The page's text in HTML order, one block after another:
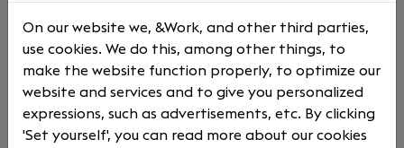
Voltij
d
€
2500 -
On our website we, &Work, and other third parties,
use cookies. We do this, among other things, to
make the website function properly, to optimize our
website and services and to give you personalized
expressions, such as advertisements, etc. By clicking
'Set yourself', you can read more about our cookies